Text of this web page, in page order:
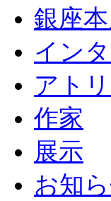
銀座
イン
アト
作家
展示
お知